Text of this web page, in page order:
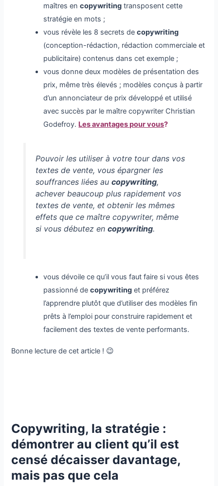
maîtres encopywriting transposent cette
stratégie en mots ;
vous révèle les 8 secrets decopywriting
(conception-rédaction, rédaction commerciale et
publicitaire) contenus dans cet exemple ;
vous donne deux modèles de présentation des
prix, même très élevés ; modèles conçus à partir
d’un annonciateur de prix développé et utilisé
avec succès par le maître copywriter Christian
Godefroy. Les avantages pour vous?
Pouvoir les utiliser à votre tour dans vos
textes de vente, vous épargner les
souffrances liées au copywriting,
achever beaucoup plus rapidement vos
textes de vente, et obtenir les mêmes
effets que ce maître copywriter, même
si vous débutez en copywriting.
vous dévoile ce qu’il vous faut faire si vous êtes
passionné decopywriting et préférez
l’apprendre plutôt que d’utiliser des modèles fin
prêts à l’emploi pour construire rapidement et
facilement des textes de vente performants.
Bonne lecture de cet article ! 😉
Copywriting, la stratégie :
démontrer au client qu’il est
censé décaisser davantage,
mais pas que cela